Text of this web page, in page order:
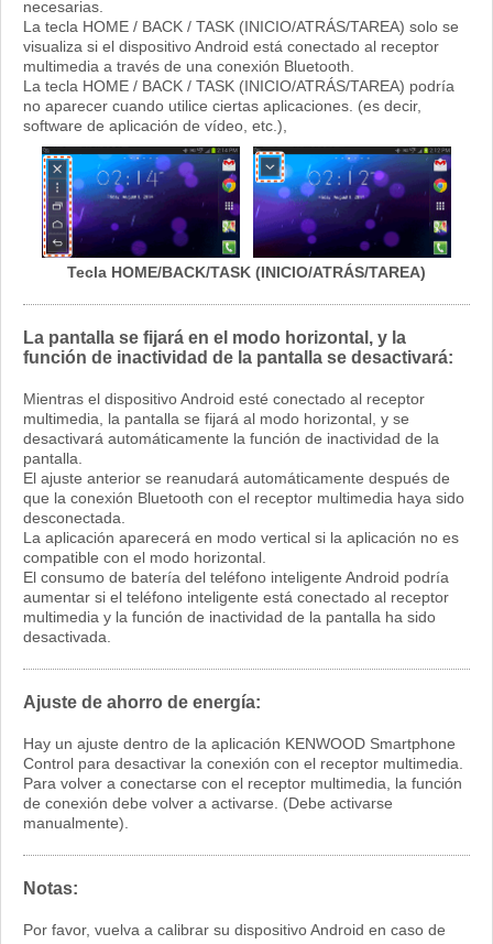
necesarias.
La tecla HOME / BACK / TASK (INICIO/ATRÁS/TAREA) solo se
visualiza si el dispositivo Android está conectado al receptor
multimedia a través de una conexión Bluetooth.
La tecla HOME / BACK / TASK (INICIO/ATRÁS/TAREA) podría
no aparecer cuando utilice ciertas aplicaciones. (es decir,
software de aplicación de vídeo, etc.),
Tecla HOME/BACK/TASK (INICIO/ATRÁS/TAREA)
La pantalla se fijará en el modo horizontal, y la
función de inactividad de la pantalla se desactivará:
Mientras el dispositivo Android esté conectado al receptor
multimedia, la pantalla se fijará al modo horizontal, y se
desactivará automáticamente la función de inactividad de la
pantalla.
El ajuste anterior se reanudará automáticamente después de
que la conexión Bluetooth con el receptor multimedia haya sido
desconectada.
La aplicación aparecerá en modo vertical si la aplicación no es
compatible con el modo horizontal.
El consumo de batería del teléfono inteligente Android podría
aumentar si el teléfono inteligente está conectado al receptor
multimedia y la función de inactividad de la pantalla ha sido
desactivada.
Ajuste de ahorro de energía:
Hay un ajuste dentro de la aplicación KENWOOD Smartphone
Control para desactivar la conexión con el receptor multimedia.
Para volver a conectarse con el receptor multimedia, la función
de conexión debe volver a activarse. (Debe activarse
manualmente).
Notas:
Por favor, vuelva a calibrar su dispositivo Android en caso de